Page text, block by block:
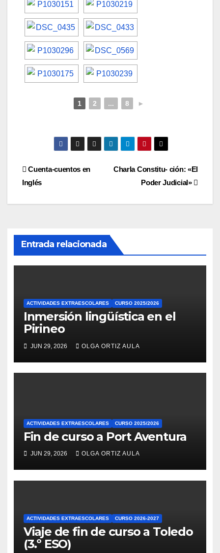
1 2 ... 8 ►
Navegación
de
Charla Constitu- ción: «El
Poder Judicial»
Cuenta-cuentos en
Inglés
Entrada relacionada
ACTIVIDADES EXTRAESCOLARES CURSO 2025/2026
Inmersión lingüística en el
Pirineo
JUN 29, 2026 OLGA ORTIZ AULA
ACTIVIDADES EXTRAESCOLARES CURSO 2025/2026
Fin de curso a Port Aventura
JUN 29, 2026 OLGA ORTIZ AULA
ACTIVIDADES EXTRAESCOLARES CURSO 2026-2027
Viaje de fin de curso a Toledo
(3.º ESO)